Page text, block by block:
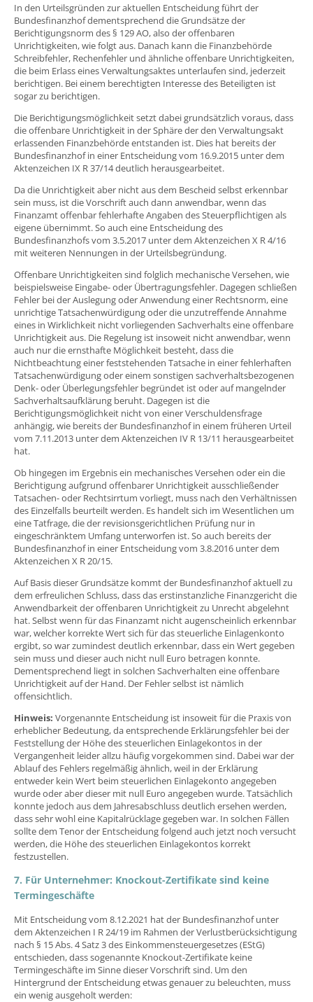
In den Urteilsgründen zur aktuellen Entscheidung führt der
Bundesfinanzhof dementsprechend die Grundsätze der
Berichtigungsnorm des § 129 AO, also der offenbaren
Unrichtigkeiten, wie folgt aus. Danach kann die Finanzbehörde
Schreibfehler, Rechenfehler und ähnliche offenbare Unrichtigkeiten,
die beim Erlass eines Verwaltungsaktes unterlaufen sind, jederzeit
berichtigen. Bei einem berechtigten Interesse des Beteiligten ist
sogar zu berichtigen.
Die Berichtigungsmöglichkeit setzt dabei grundsätzlich voraus, dass
die offenbare Unrichtigkeit in der Sphäre der den Verwaltungsakt
erlassenden Finanzbehörde entstanden ist. Dies hat bereits der
Bundesfinanzhof in einer Entscheidung vom 16.9.2015 unter dem
Aktenzeichen IX R 37/14 deutlich herausgearbeitet.
Da die Unrichtigkeit aber nicht aus dem Bescheid selbst erkennbar
sein muss, ist die Vorschrift auch dann anwendbar, wenn das
Finanzamt offenbar fehlerhafte Angaben des Steuerpflichtigen als
eigene übernimmt. So auch eine Entscheidung des
Bundesfinanzhofs vom 3.5.2017 unter dem Aktenzeichen X R 4/16
mit weiteren Nennungen in der Urteilsbegründung.
Offenbare Unrichtigkeiten sind folglich mechanische Versehen, wie
beispielsweise Eingabe- oder Übertragungsfehler. Dagegen schließen
Fehler bei der Auslegung oder Anwendung einer Rechtsnorm, eine
unrichtige Tatsachenwürdigung oder die unzutreffende Annahme
eines in Wirklichkeit nicht vorliegenden Sachverhalts eine offenbare
Unrichtigkeit aus. Die Regelung ist insoweit nicht anwendbar, wenn
auch nur die ernsthafte Möglichkeit besteht, dass die
Nichtbeachtung einer feststehenden Tatsache in einer fehlerhaften
Tatsachenwürdigung oder einem sonstigen sachverhaltsbezogenen
Denk- oder Überlegungsfehler begründet ist oder auf mangelnder
Sachverhaltsaufklärung beruht. Dagegen ist die
Berichtigungsmöglichkeit nicht von einer Verschuldensfrage
anhängig, wie bereits der Bundesfinanzhof in einem früheren Urteil
vom 7.11.2013 unter dem Aktenzeichen IV R 13/11 herausgearbeitet
hat.
Ob hingegen im Ergebnis ein mechanisches Versehen oder ein die
Berichtigung aufgrund offenbarer Unrichtigkeit ausschließender
Tatsachen- oder Rechtsirrtum vorliegt, muss nach den Verhältnissen
des Einzelfalls beurteilt werden. Es handelt sich im Wesentlichen um
eine Tatfrage, die der revisionsgerichtlichen Prüfung nur in
eingeschränktem Umfang unterworfen ist. So auch bereits der
Bundesfinanzhof in einer Entscheidung vom 3.8.2016 unter dem
Aktenzeichen X R 20/15.
Auf Basis dieser Grundsätze kommt der Bundesfinanzhof aktuell zu
dem erfreulichen Schluss, dass das erstinstanzliche Finanzgericht die
Anwendbarkeit der offenbaren Unrichtigkeit zu Unrecht abgelehnt
hat. Selbst wenn für das Finanzamt nicht augenscheinlich erkennbar
war, welcher korrekte Wert sich für das steuerliche Einlagenkonto
ergibt, so war zumindest deutlich erkennbar, dass ein Wert gegeben
sein muss und dieser auch nicht null Euro betragen konnte.
Dementsprechend liegt in solchen Sachverhalten eine offenbare
Unrichtigkeit auf der Hand. Der Fehler selbst ist nämlich
offensichtlich.
Hinweis: Vorgenannte Entscheidung ist insoweit für die Praxis von
erheblicher Bedeutung, da entsprechende Erklärungsfehler bei der
Feststellung der Höhe des steuerlichen Einlagekontos in der
Vergangenheit leider allzu häufig vorgekommen sind. Dabei war der
Ablauf des Fehlers regelmäßig ähnlich, weil in der Erklärung
entweder kein Wert beim steuerlichen Einlagekonto angegeben
wurde oder aber dieser mit null Euro angegeben wurde. Tatsächlich
konnte jedoch aus dem Jahresabschluss deutlich ersehen werden,
dass sehr wohl eine Kapitalrücklage gegeben war. In solchen Fällen
sollte dem Tenor der Entscheidung folgend auch jetzt noch versucht
werden, die Höhe des steuerlichen Einlagekontos korrekt
festzustellen.
7. Für Unternehmer: Knockout-Zertifikate sind keine
Termingeschäfte
Mit Entscheidung vom 8.12.2021 hat der Bundesfinanzhof unter
dem Aktenzeichen I R 24/19 im Rahmen der Verlustberücksichtigung
nach § 15 Abs. 4 Satz 3 des Einkommensteuergesetzes (EStG)
entschieden, dass sogenannte Knockout-Zertifikate keine
Termingeschäfte im Sinne dieser Vorschrift sind. Um den
Hintergrund der Entscheidung etwas genauer zu beleuchten, muss
ein wenig ausgeholt werden: